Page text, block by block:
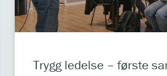
Trygg ledelse – første